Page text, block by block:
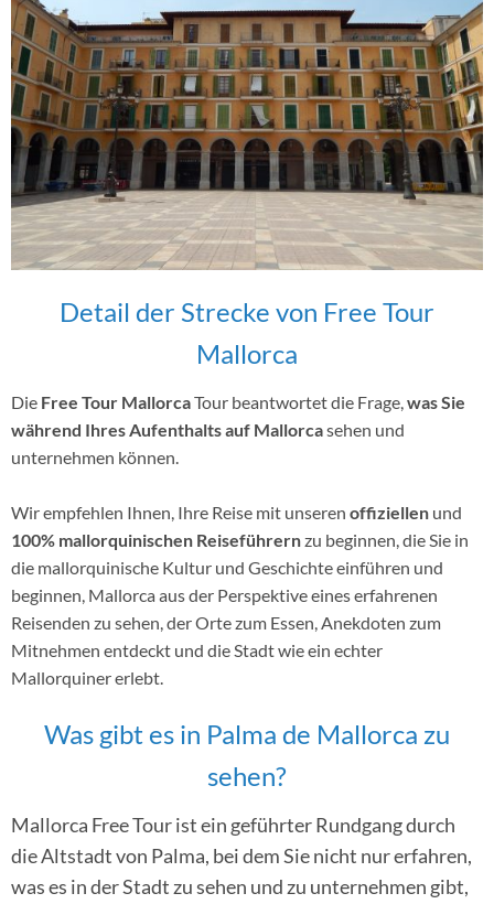
Detail der Strecke von Free Tour
Mallorca
Die Free Tour MallorcaTour beantwortet die Frage,was Sie
während Ihres Aufenthalts auf Mallorcasehen und
unternehmen können.
Wir empfehlen Ihnen, Ihre Reise mit unseren offiziellenund
100% mallorquinischen Reiseführernzu beginnen, die Sie in
die mallorquinische Kultur und Geschichte einführen und
beginnen, Mallorca aus der Perspektive eines erfahrenen
Reisenden zu sehen, der Orte zum Essen, Anekdoten zum
Mitnehmen entdeckt und die Stadt wie ein echter
Mallorquiner erlebt.
Was gibt es in Palma de Mallorca zu
sehen?
Mallorca Free Tour ist ein geführter Rundgang durch
die Altstadt von Palma, bei dem Sie nicht nur erfahren,
was es in der Stadt zu sehen und zu unternehmen gibt,